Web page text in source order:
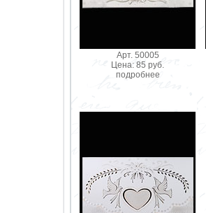
Арт. 50005
Цена: 85 руб.
подробнее